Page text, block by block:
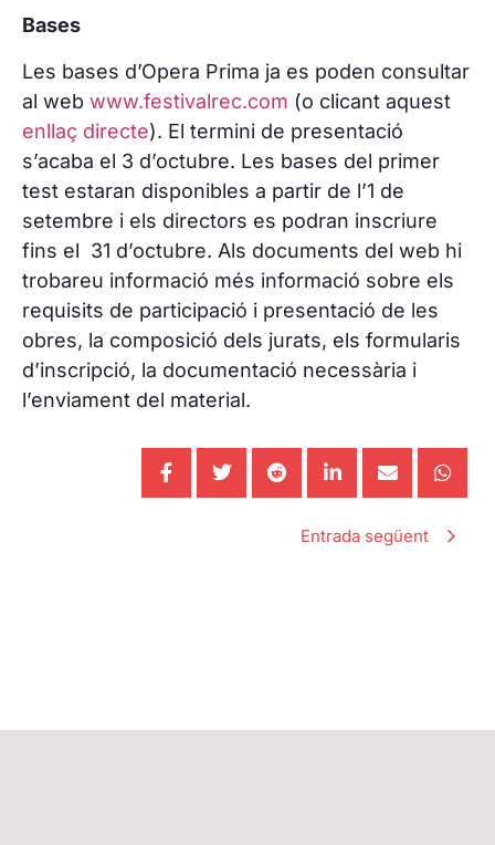
Bases
Les bases d’Opera Prima ja es poden consultar
al web www.festivalrec.com (o clicant aquest
enllaç directe). El termini de presentació
s’acaba el 3 d’octubre. Les bases del primer
test estaran disponibles a partir de l’1 de
setembre i els directors es podran inscriure
fins el 31 d’octubre. Als documents del web hi
trobareu informació més informació sobre els
requisits de participació i presentació de les
obres, la composició dels jurats, els formularis
d’inscripció, la documentació necessària i
l’enviament del material.
Entrada següent